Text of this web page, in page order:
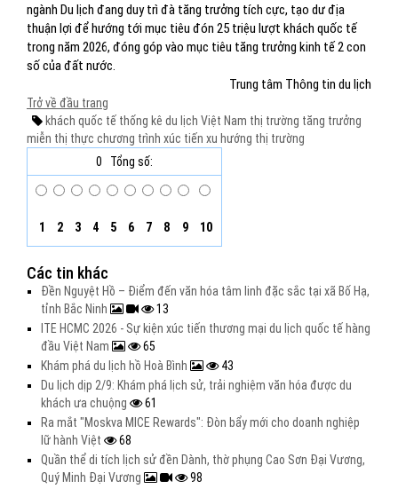
ngành Du lịch đang duy trì đà tăng trưởng tích cực, tạo dư địa
thuận lợi để hướng tới mục tiêu đón 25 triệu lượt khách quốc tế
trong năm 2026, đóng góp vào mục tiêu tăng trưởng kinh tế 2 con
số của đất nước.
Trung tâm Thông tin du lịch
Trở về đầu trang
khách quốc tế thống kê du lịch Việt Nam thị trường tăng trưởng
miễn thị thực chương trình xúc tiến xu hướng thị trường
0
Tổng số:
1 2 3 4 5 6 7 8 9 10
Các tin khác
Đền Nguyệt Hồ – Điểm đến văn hóa tâm linh đặc sắc tại xã Bố Hạ,
tỉnh Bắc Ninh
13
ITE HCMC 2026 - Sự kiện xúc tiến thương mại du lịch quốc tế hàng
đầu Việt Nam
65
Khám phá du lịch hồ Hoà Bình
43
Du lịch dịp 2/9: Khám phá lịch sử, trải nghiệm văn hóa được du
khách ưa chuộng
61
Ra mắt "Moskva MICE Rewards": Đòn bẩy mới cho doanh nghiệp
lữ hành Việt
68
Quần thể di tích lịch sử đền Dành, thờ phụng Cao Sơn Đại Vương,
Quý Minh Đại Vương
98